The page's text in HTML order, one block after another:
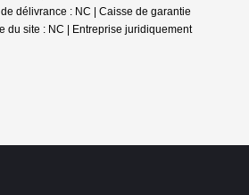
délivrance : NC | Caisse de garantie
du site : NC | Entreprise juridiquement